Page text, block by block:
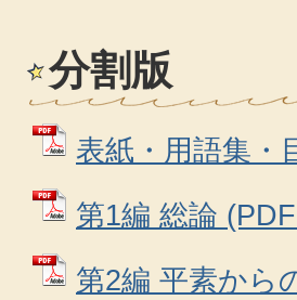
分割版
表紙・用語集・
第1編 総論
第2編 平素から